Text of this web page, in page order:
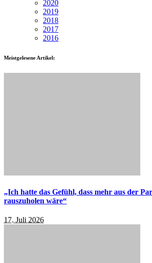
2020
2019
2018
2017
2016
Meistgelesene Artikel:
„Ich hatte das Gefühl, dass mehr aus der
rauszuholen wäre“
17. Juli 2026